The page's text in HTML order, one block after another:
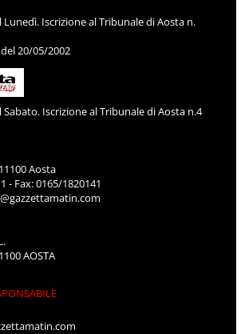
Iscrizione al Tribunale di Aosta n.
20/05/2002
Iscrizione al Tribunale di Aosta n.4
Aosta
- Fax: 0165/1820141
AOSTA